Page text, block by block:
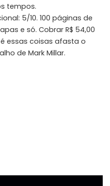
tempos.
5/10. 100 páginas de
e só. Cobrar R$ 54,00
essas coisas afasta o
de Mark Millar.